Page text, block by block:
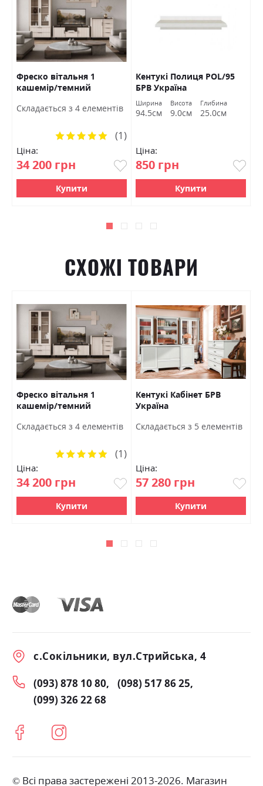
Фреско вітальня 1
кашемір/темний
Cкладається з 4 елементів
Ціна:
34 200 грн
Рейтинг:
(1)
Купити
Кентукі Полиця POL/95
БРВ Україна
Ширина
94.5см
Висота
9.0см
Глибина
25.0см
Ціна:
850 грн
Купити
СХОЖІ ТОВАРИ
Фреско вітальня 1
кашемір/темний
Cкладається з 4 елементів
Ціна:
34 200 грн
Рейтинг:
(1)
Купити
Кентукі Кабінет БРВ
Україна
Cкладається з 5 елементів
Ціна:
57 280 грн
Купити
с.Сокільники, вул.Стрийська, 4
(093) 878 10 80
(098) 517 86 25
(099) 326 22 68
© Всі права застережені 2013-2026. Магазин